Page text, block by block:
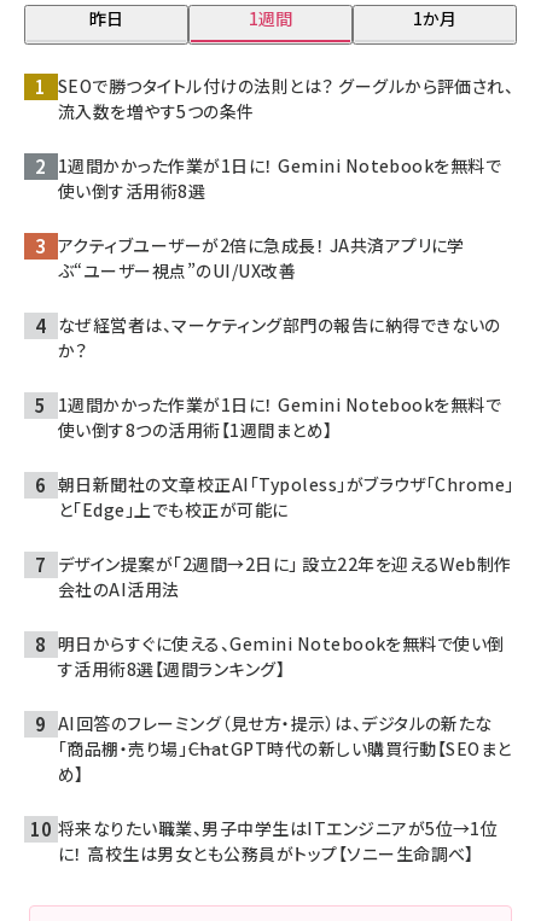
昨日 1週間 1か月
SEOで勝つタイトル付けの法則とは？ グーグルから評価され、
流入数を増やす5つの条件
1週間かかった作業が1日に！ Gemini Notebookを無料で
使い倒す活用術8選
アクティブユーザーが2倍に急成長！ JA共済アプリに学
ぶ“ユーザー視点”のUI/UX改善
なぜ経営者は、マーケティング部門の報告に納得できないの
か？
1週間かかった作業が1日に！ Gemini Notebookを無料で
使い倒す8つの活用術【1週間まとめ】
朝日新聞社の文章校正AI「Typoless」がブラウザ「Chrome」
と「Edge」上でも校正が可能に
デザイン提案が「2週間→2日に」 設立22年を迎えるWeb制作
会社のAI活用法
明日からすぐに使える、Gemini Notebookを無料で使い倒
す活用術8選【週間ランキング】
AI回答のフレーミング（見せ方・提示）は、デジタルの新たな
「商品棚・売り場」――ChatGPT時代の新しい購買行動【SEOまと
め】
将来なりたい職業、男子中学生はITエンジニアが5位→1位
に！ 高校生は男女とも公務員がトップ【ソニー生命調べ】